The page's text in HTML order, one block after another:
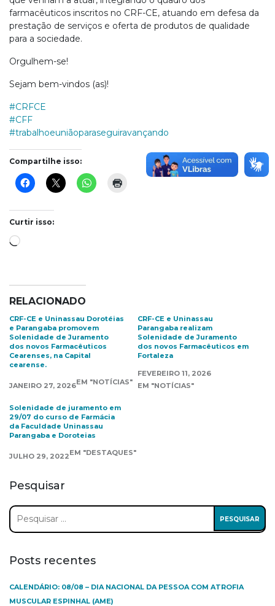
farmacêuticos inscritos no CRF-CE, atuando em defesa da
prestação de serviços e oferta de produtos de qualidade
para a sociedade.
Orgulhem-se!
Sejam bem-vindos (as)!
#CRFCE
#CFF
#trabalhoeuniãoparaseguiravançando
Compartilhe isso:
Curtir isso:
Carregando...
RELACIONADO
CRF-CE e Uninassau Dorotéias
e Parangaba promovem
Solenidade de Juramento
dos novos Farmacêuticos
Cearenses, na Capital
cearense.
JANEIRO 27, 2026EM "NOTÍCIAS"
CRF-CE e Uninassau
Parangaba realizam
Solenidade de Juramento
dos novos Farmacêuticos em
Fortaleza
FEVEREIRO 11, 2026
EM "NOTÍCIAS"
Solenidade de juramento em
29/07 do curso de Farmácia
da Faculdade Uninassau
Parangaba e Doroteias
JULHO 29, 2022EM "DESTAQUES"
Pesquisar
Pesquisar
por:
Posts recentes
CALENDÁRIO: 08/08 – DIA NACIONAL DA PESSOA COM ATROFIA
MUSCULAR ESPINHAL (AME)